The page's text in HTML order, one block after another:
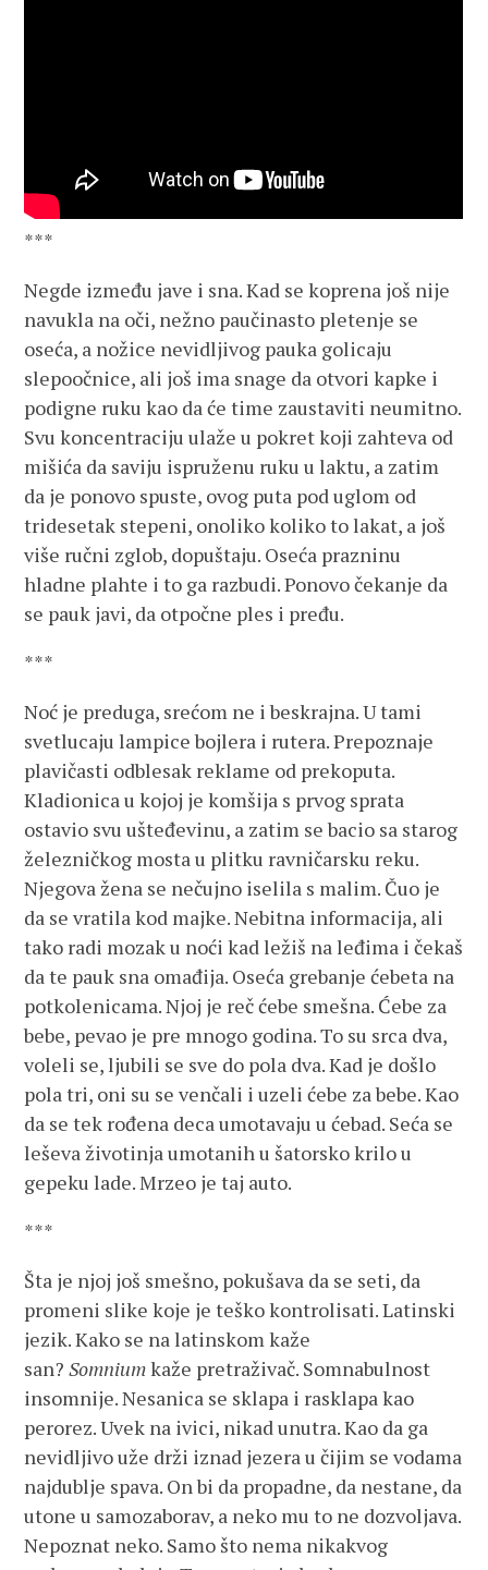
***
Negde između jave i sna. Kad se koprena još nije
navukla na oči, nežno paučinasto pletenje se
oseća, a nožice nevidljivog pauka golicaju
slepoočnice, ali još ima snage da otvori kapke i
podigne ruku kao da će time zaustaviti neumitno.
Svu koncentraciju ulaže u pokret koji zahteva od
mišića da saviju ispruženu ruku u laktu, a zatim
da je ponovo spuste, ovog puta pod uglom od
tridesetak stepeni, onoliko koliko to lakat, a još
više ručni zglob, dopuštaju. Oseća prazninu
hladne plahte i to ga razbudi. Ponovo čekanje da
se pauk javi, da otpočne ples i pređu.
***
Noć je preduga, srećom ne i beskrajna. U tami
svetlucaju lampice bojlera i rutera. Prepoznaje
plavičasti odblesak reklame od prekoputa.
Kladionica u kojoj je komšija s prvog sprata
ostavio svu ušteđevinu, a zatim se bacio sa starog
železničkog mosta u plitku ravničarsku reku.
Njegova žena se nečujno iselila s malim. Čuo je
da se vratila kod majke. Nebitna informacija, ali
tako radi mozak u noći kad ležiš na leđima i čekaš
da te pauk sna omađija. Oseća grebanje ćebeta na
potkolenicama. Njoj je reč ćebe smešna. Ćebe za
bebe, pevao je pre mnogo godina. To su srca dva,
voleli se, ljubili se sve do pola dva. Kad je došlo
pola tri, oni su se venčali i uzeli ćebe za bebe. Kao
da se tek rođena deca umotavaju u ćebad. Seća se
leševa životinja umotanih u šatorsko krilo u
gepeku lade. Mrzeo je taj auto.
***
Šta je njoj još smešno, pokušava da se seti, da
promeni slike koje je teško kontrolisati. Latinski
jezik. Kako se na latinskom kaže
san?Somniumkaže pretraživač. Somnabulnost
insomnije. Nesanica se sklapa i rasklapa kao
perorez. Uvek na ivici, nikad unutra. Kao da ga
nevidljivo uže drži iznad jezera u čijim se vodama
najdublje spava. On bi da propadne, da nestane, da
utone u samozaborav, a neko mu to ne dozvoljava.
Nepoznat neko. Samo što nema nikakvog